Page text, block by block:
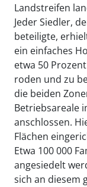
Landstreifen
Jeder Siedler,
beteiligte,
ein einfaches
etwa 50
roden und zu
die beiden
Betriebsareale
anschlossen.
Flächen
Etwa 100 000
angesiedelt
sich an diesem